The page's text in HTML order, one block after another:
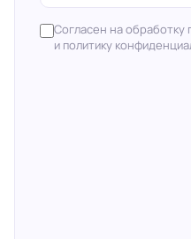
Согласен на
и политику